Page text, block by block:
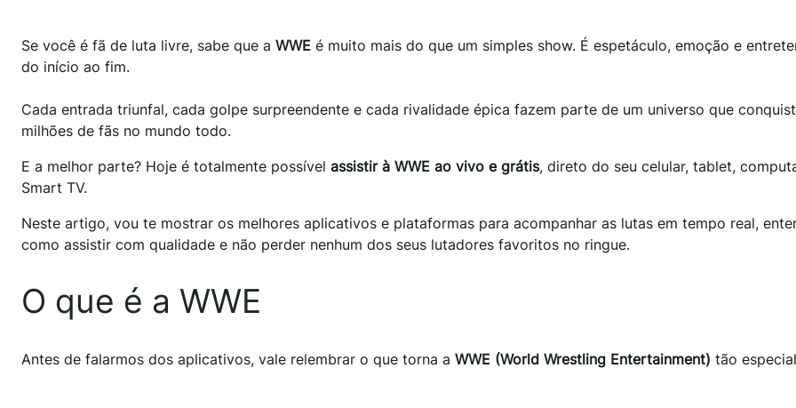
Se você é fã de luta livre, sabe que a WWE é muito mais do que um simples show. É espetáculo, emoção e
do início ao fim.
Cada entrada triunfal, cada golpe surpreendente e cada rivalidade épica fazem parte de um universo que
milhões de fãs no mundo todo.
E a melhor parte? Hoje é totalmente possível assistir à WWE ao vivo e grátis, direto do seu celular, tablet,
Smart TV.
Neste artigo, vou te mostrar os melhores aplicativos e plataformas para acompanhar as lutas em tempo real,
como assistir com qualidade e não perder nenhum dos seus lutadores favoritos no ringue.
O que é a WWE
Antes de falarmos dos aplicativos, vale relembrar o que torna a WWE (World Wrestling Entertainment) tão